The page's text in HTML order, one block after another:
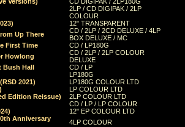
2LP / CD DIGIPAK / 2LP
COLOUR
12" TRANSPARENT
Up There
CD / 2LP / 2CD DELUXE / 4LP
BOX DELUXE / MC
First Time
CD / LP180G
Howlong
CD / 2LP / 2LP COLOUR
DELUXE
Bush Hall
CD / LP
LP180G
2021)
LP180G COLOUR LTD
LP COLOUR LTD
Edition Reissue)
2LP COLOUR LTD
CD / LP / LP COLOUR
12" EP COLOUR LTD
Anniversary
4LP COLOUR